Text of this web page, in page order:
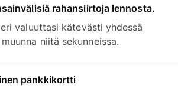
rahansiirtoja lennosta.
valuuttasi kätevästi yhdessä
niitä sekunneissa.
pankkikortti